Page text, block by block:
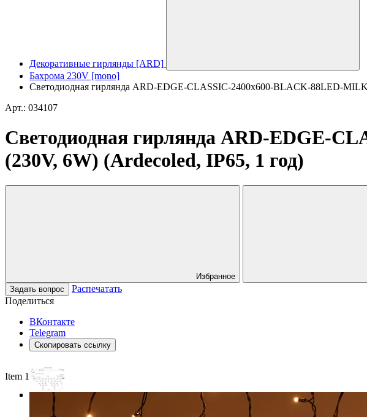
Декоративные гирлянды [ARD]
Бахрома 230V [mono]
Светодиодная гирлянда ARD-EDGE-CLASSIC-2400x600-BLACK-88LED-
Арт.: 034107
Светодиодная гирлянда ARD-EDGE-
(230V, 6W) (Ardecoled, IP65, 1 год)
Избранное
Задать вопрос
Распечатать
Поделиться
ВКонтакте
Telegram
Скопировать ссылку
Item 1 of 6